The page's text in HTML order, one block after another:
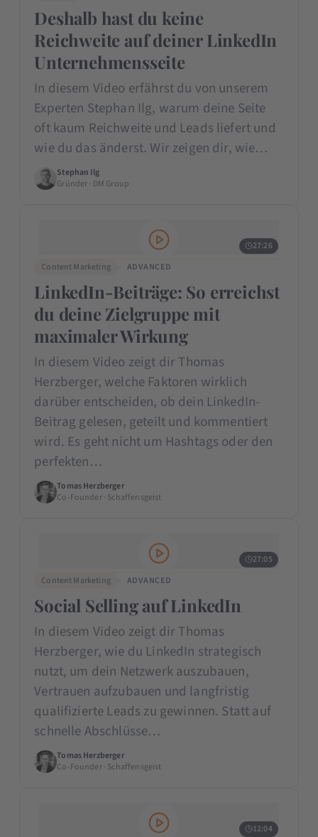
Deshalb hast du keine
Reichweite auf deiner LinkedIn
Unternehmensseite
In diesem Video erfährst du von unserem
Experten Stephan Ilg, warum deine Seite
oft kaum Reichweite und Leads liefert und
wie du das änderst. Wir zeigen dir, wie…
Stephan Ilg
Gründer · DM Group
27:26
Content Marketing
ADVANCED
LinkedIn-Beiträge: So erreichst
du deine Zielgruppe mit
maximaler Wirkung
In diesem Video zeigt dir Thomas
Herzberger, welche Faktoren wirklich
darüber entscheiden, ob dein LinkedIn-
Beitrag gelesen, geteilt und kommentiert
wird. Es geht nicht um Hashtags oder den
perfekten…
Tomas Herzberger
Co-Founder · Schaffensgeist
27:05
Content Marketing
ADVANCED
Social Selling auf LinkedIn
In diesem Video zeigt dir Thomas
Herzberger, wie du LinkedIn strategisch
nutzt, um dein Netzwerk auszubauen,
Vertrauen aufzubauen und langfristig
qualifizierte Leads zu gewinnen. Statt auf
schnelle Abschlüsse…
Tomas Herzberger
Co-Founder · Schaffensgeist
12:04